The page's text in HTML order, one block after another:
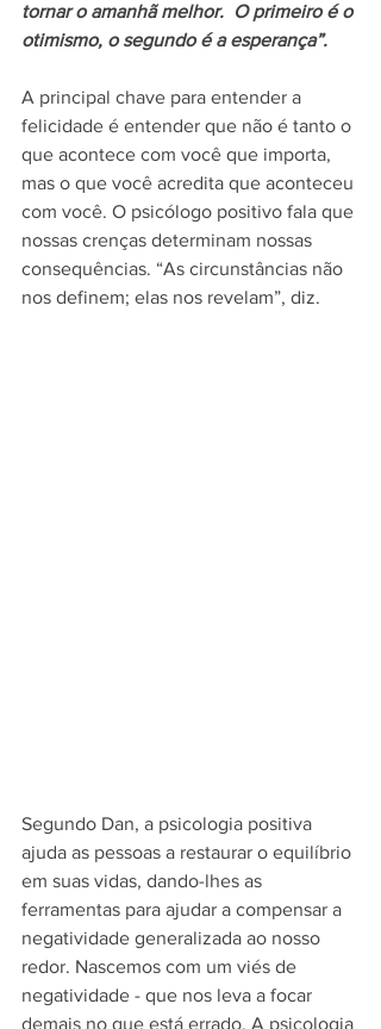
tornar o amanhã melhor.  O primeiro é o
otimismo, o segundo é a esperança”.
A principal chave para entender a
felicidade é entender que não é tanto o
que acontece com você que importa,
mas o que você acredita que aconteceu
com você. O psicólogo positivo fala que
nossas crenças determinam nossas
consequências. “As circunstâncias não
nos definem; elas nos revelam”, diz.
Segundo Dan, a psicologia positiva
ajuda as pessoas a restaurar o equilíbrio
em suas vidas, dando-lhes as
ferramentas para ajudar a compensar a
negatividade generalizada ao nosso
redor. Nascemos com um viés de
negatividade - que nos leva a focar
demais no que está errado. A psicologia